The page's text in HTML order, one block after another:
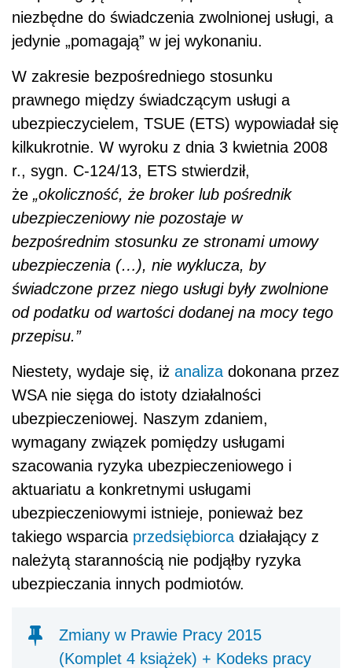
niezbędne do świadczenia zwolnionej usługi, a
jedynie „pomagają” w jej wykonaniu.
W zakresie bezpośredniego stosunku
prawnego między świadczącym usługi a
ubezpieczycielem, TSUE (ETS) wypowiadał się
kilkukrotnie. W wyroku z dnia 3 kwietnia 2008
r., sygn. C-124/13, ETS stwierdził,
że „okoliczność, że broker lub pośrednik
ubezpieczeniowy nie pozostaje w
bezpośrednim stosunku ze stronami umowy
ubezpieczenia (…), nie wyklucza, by
świadczone przez niego usługi były zwolnione
od podatku od wartości dodanej na mocy tego
przepisu.”
Niestety, wydaje się, iż analiza dokonana przez
WSA nie sięga do istoty działalności
ubezpieczeniowej. Naszym zdaniem,
wymagany związek pomiędzy usługami
szacowania ryzyka ubezpieczeniowego i
aktuariatu a konkretnymi usługami
ubezpieczeniowymi istnieje, ponieważ bez
takiego wsparcia przedsiębiorca działający z
należytą starannością nie podjąłby ryzyka
ubezpieczania innych podmiotów.
Zmiany w Prawie Pracy 2015
(Komplet 4 książek) + Kodeks pracy